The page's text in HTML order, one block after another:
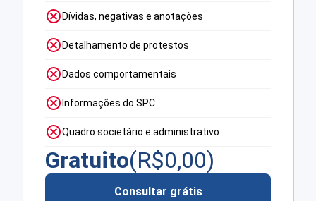
Dívidas, negativas e anotações
Detalhamento de protestos
Dados comportamentais
Informações do SPC
Quadro societário e administrativo
Gratuito(R$0,00)
Consultar grátis